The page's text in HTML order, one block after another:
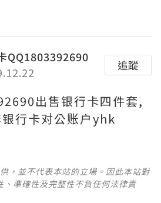
QQ1803392690
追蹤
出售银行卡四件套,
行卡对公账户yhk
，並不代表本站的立場。因此本站對
、準確性及完整性不負任何法律責